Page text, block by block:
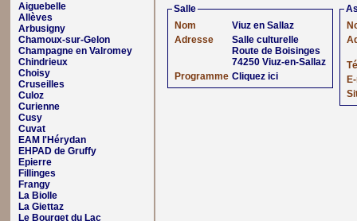
Aiguebelle
Allèves
Arbusigny
Chamoux-sur-Gelon
Champagne en Valromey
Chindrieux
Choisy
Cruseilles
Culoz
Curienne
Cusy
Cuvat
EAM l'Hérydan
EHPAD de Gruffy
Epierre
Fillinges
Frangy
La Biolle
La Giettaz
Le Bourget du Lac
Salle
Nom
Viuz en Sallaz
Adresse
Salle culturelle
Route de Boisinges
74250 Viuz-en-Sallaz
Programme Cliquez ici